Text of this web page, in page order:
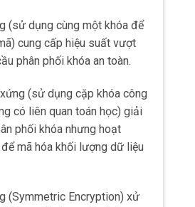
(sử dụng cùng một khóa để
cung cấp hiệu suất vượt
phân phối khóa an toàn.
(sử dụng cặp khóa công
có liên quan toán học) giải
phối khóa nhưng hoạt
mã hóa khối lượng dữ liệu
(Symmetric Encryption) xử